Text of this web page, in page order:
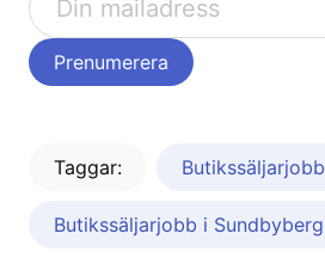
Taggar: Butikssäljarjobb
Butikssäljarjobb i Sundbyberg